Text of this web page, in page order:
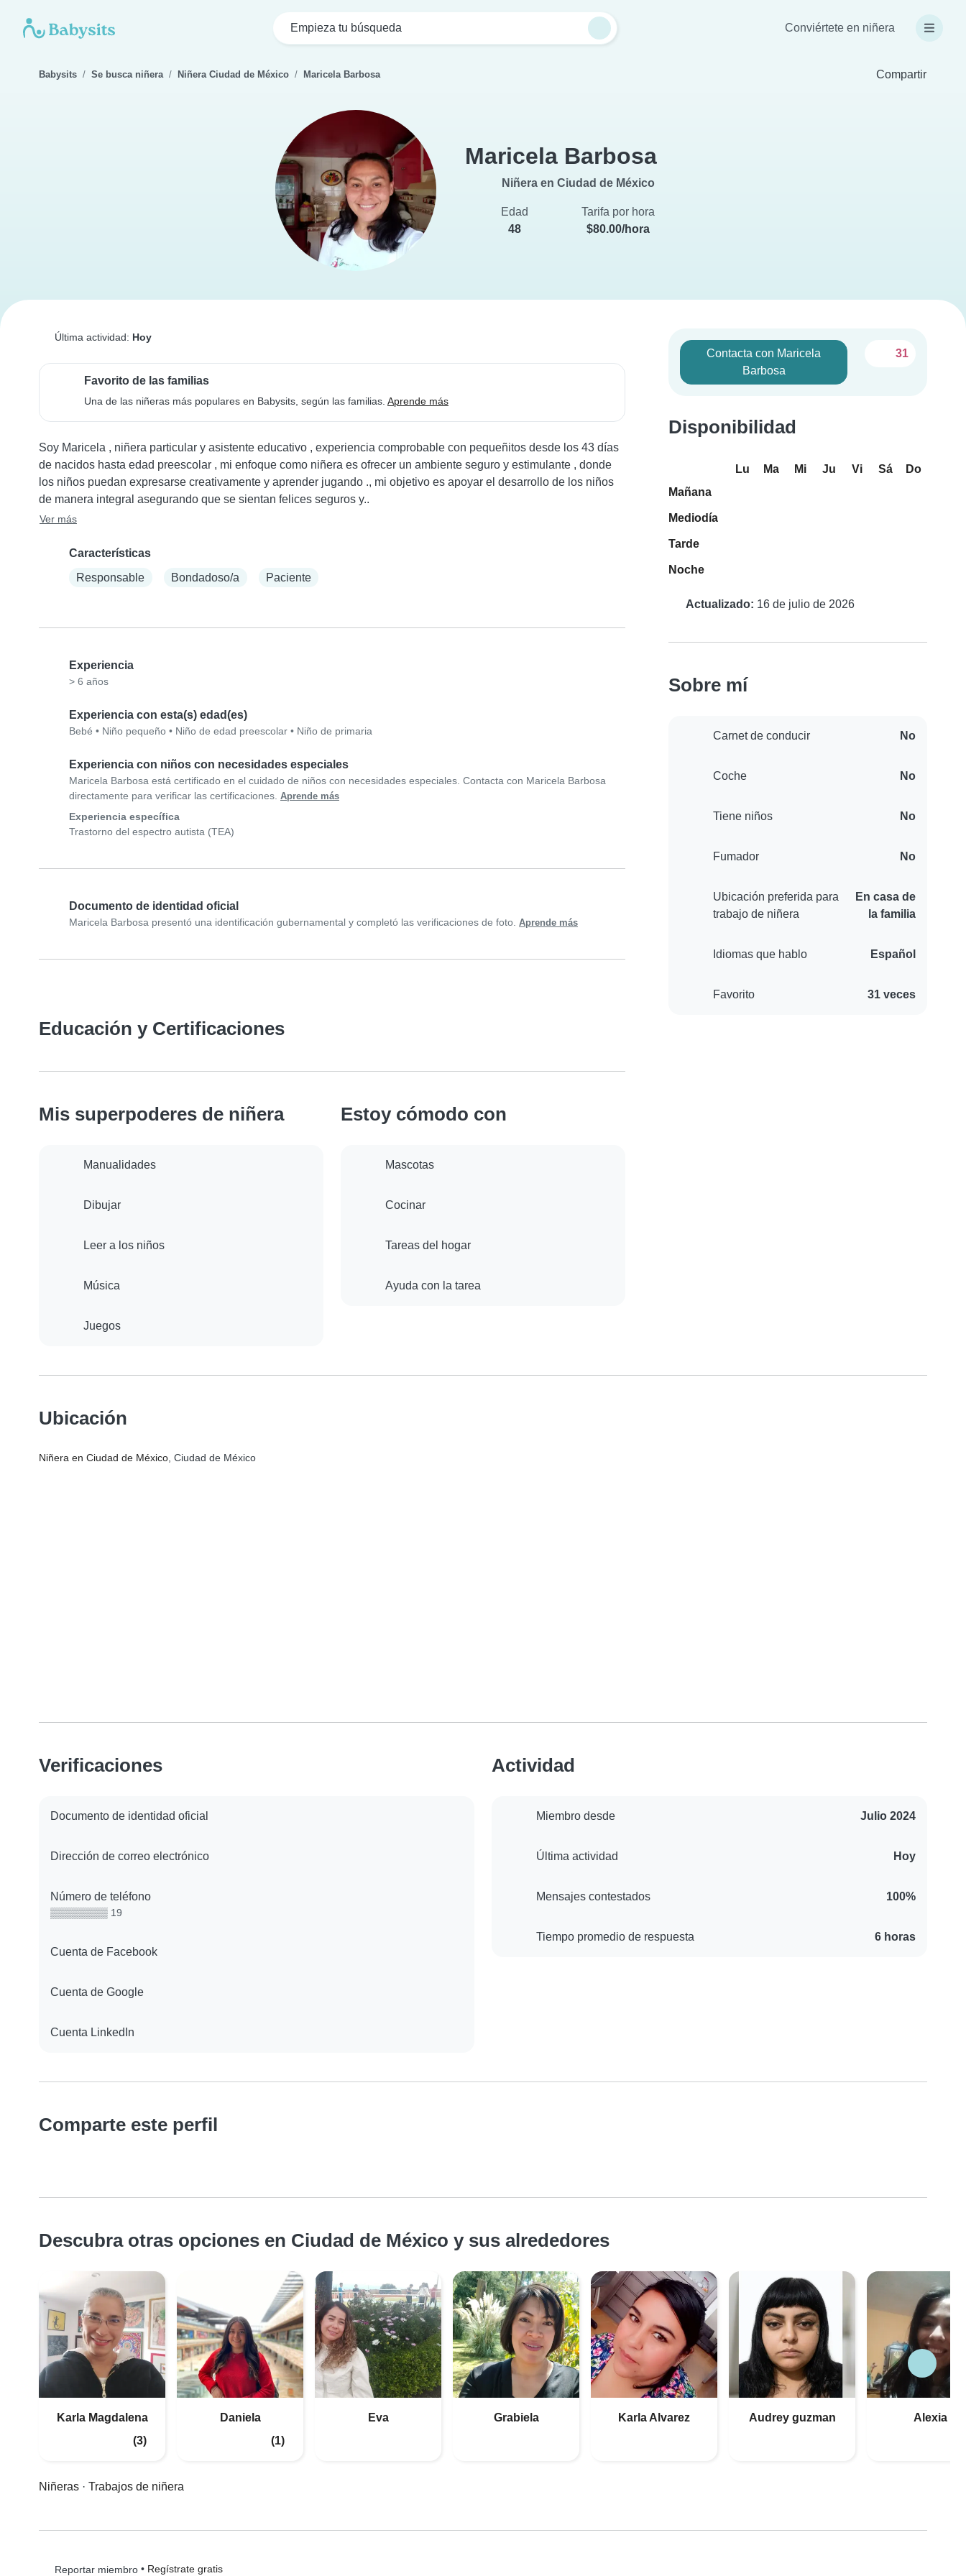
Empieza tu búsqueda Conviértete en niñera
Babysits Se busca niñera Niñera Ciudad de México Maricela Barbosa Compartir
Maricela Barbosa
Niñera en Ciudad de México
Edad
48
Tarifa por hora
$80.00/hora
Última actividad: Hoy
Favorito de las familias
Una de las niñeras más populares en Babysits, según las familias. Aprende más
Soy Maricela , niñera particular y asistente educativo , experiencia comprobable con pequeñitos desde los 43 días
de nacidos hasta edad preescolar , mi enfoque como niñera es ofrecer un ambiente seguro y estimulante , donde
los niños puedan expresarse creativamente y aprender jugando ., mi objetivo es apoyar el desarrollo de los niños
de manera integral asegurando que se sientan felices seguros y..
Ver más
Características
Responsable
Bondadoso/a Paciente
Experiencia
> 6 años
Experiencia con esta(s) edad(es)
Bebé • Niño pequeño • Niño de edad preescolar • Niño de primaria
Experiencia con niños con necesidades especiales
Maricela Barbosa está certificado en el cuidado de niños con necesidades especiales. Contacta con Maricela Barbosa
directamente para verificar las certificaciones. Aprende más
Experiencia específica
Trastorno del espectro autista (TEA)
Documento de identidad oficial
Maricela Barbosa presentó una identificación gubernamental y completó las verificaciones de foto. Aprende más
Contacta con Maricela
Barbosa
31
Disponibilidad
Lu Ma Mi Ju Vi Sá
Do
Mañana
Mediodía
Tarde
Noche
Actualizado: 16 de julio de 2026
Sobre mí
Carnet de conducir No
Coche No
Tiene niños No
Fumador No
Ubicación preferida para
trabajo de niñera
En casa de
la familia
Idiomas que hablo Español
Favorito 31 veces
Educación y Certificaciones
Mis superpoderes de niñera
Manualidades
Dibujar
Leer a los niños
Música
Juegos
Estoy cómodo con
Mascotas
Cocinar
Tareas del hogar
Ayuda con la tarea
Ubicación
Niñera en Ciudad de México , Ciudad de México
Verificaciones
Documento de identidad oficial
Dirección de correo electrónico
Número de teléfono
▒▒▒▒▒▒▒▒ 19
Cuenta de Facebook
Cuenta de Google
Cuenta LinkedIn
Actividad
Miembro desde Julio 2024
Última actividad Hoy
Mensajes contestados 100%
Tiempo promedio de respuesta 6 horas
Comparte este perfil
Descubra otras opciones en Ciudad de México y sus alrededores
Karla Magdalena
(3)
Daniela
(1)
Eva Grabiela Karla Alvarez Audrey guzman
Alexia
Niñeras · Trabajos de niñera
Reportar miembro• Regístrate gratis